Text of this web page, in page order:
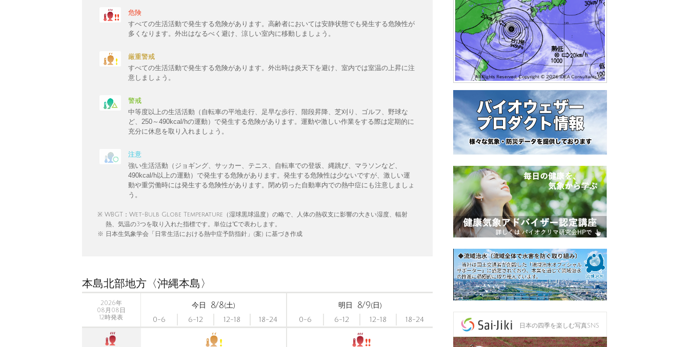
危険
すべての生活活動で発生する危険があります。高齢者においては安静状態でも発生する危険性が
多くなります。外出はなるべく避け、涼しい室内に移動しましょう。
厳重警戒
すべての生活活動で発生する危険があります。外出時は炎天下を避け、室内では室温の上昇に注
意しましょう。
警戒
中等度以上の生活活動（自転車の平地走行、足早な歩行、階段昇降、芝刈り、ゴルフ、野球な
ど、250～490kcal/hの運動）で発生する危険があります。運動や激しい作業をする際は定期的に
充分に休息を取り入れましょう。
注意
強い生活活動（ジョギング、サッカー、テニス、自転車での登坂、縄跳び、マラソンなど、
490kcal/h以上の運動）で発生する危険があります。発生する危険性は少ないですが、激しい運
動や重労働時には発生する危険性があります。閉め切った自動車内での熱中症にも注意しましょ
う。
※ WBGT：Wet-Bulb Globe Temperature（湿球黒球温度）の略で、人体の熱収支に影響の大きい湿度、輻射
熱、気温の3つを取り入れた指標です。単位は℃で表わします。
※ 日本生気象学会「日常生活における熱中症予防指針」(案) に基づき作成
本島北部地方〈沖縄本島〉
2026年
08月08日
12時発表
今日 8/8(土)
0-6
6-12 12-18 18-24
明日 8/9(日)
0-6
6-12 12-18 18-24
日本の四季を楽しむ写真SNS